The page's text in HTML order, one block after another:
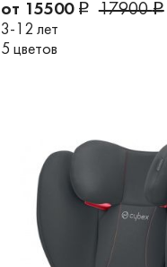
от 15500
17900
3-12 лет
5 цветов